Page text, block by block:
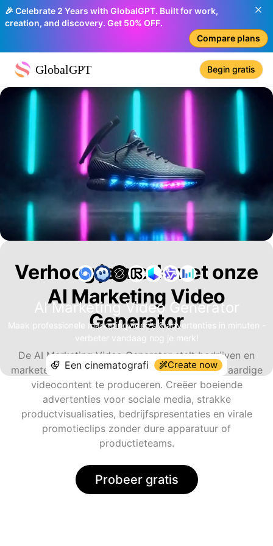
🎉 Celebrate 2 Years with GlobalGPT. Built for work,
creation, and discovery. Get 50% OFF.
Compare plans
GlobalGPT Begin gratis
AI Marketing Video Generator
Maak professionele marketingvideo's & advertenties in minuten -
verbeter vandaag nog je merk!
Create now
Verhoog je merk met onze
AI Marketing Video
Generator
De AI Marketing Video Generator stelt bedrijven en
marketeers in staat om op grote schaal hoogwaardige
videocontent te produceren. Creëer boeiende
advertenties voor sociale media, strakke
productvisualisaties, bedrijfspresentaties en virale
promotieclips zonder dure apparatuur of
productieteams.
Probeer gratis